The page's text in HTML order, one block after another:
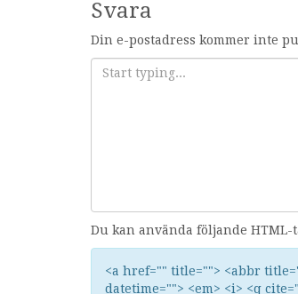
Svara
Din e-postadress kommer inte
Du kan använda följande HTML-
<a href="" title=""> <abbr
datetime=""> <em> <i> <q